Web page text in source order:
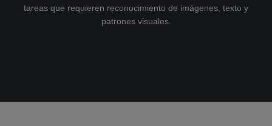
tareas que requieren reconocimiento de imágenes, texto y
patrones visuales.